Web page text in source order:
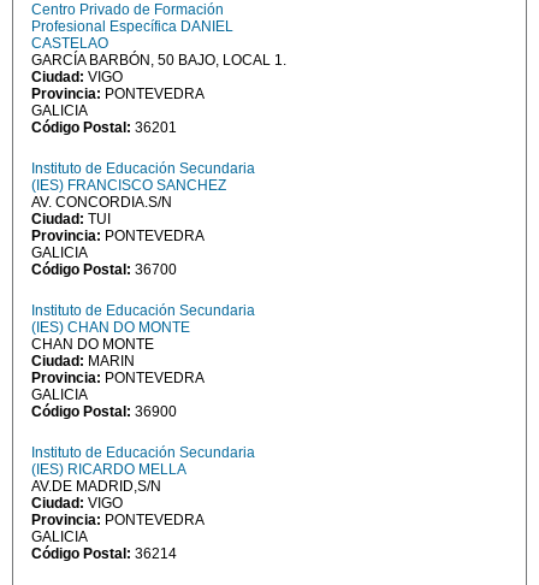
Centro Privado de Formación
Profesional Específica DANIEL
CASTELAO
GARCÍA BARBÓN, 50 BAJO, LOCAL 1.
Ciudad: VIGO
Provincia: PONTEVEDRA
GALICIA
Código Postal: 36201
Instituto de Educación Secundaria
(IES) FRANCISCO SANCHEZ
AV. CONCORDIA.S/N
Ciudad: TUI
Provincia: PONTEVEDRA
GALICIA
Código Postal: 36700
Instituto de Educación Secundaria
(IES) CHAN DO MONTE
CHAN DO MONTE
Ciudad: MARIN
Provincia: PONTEVEDRA
GALICIA
Código Postal: 36900
Instituto de Educación Secundaria
(IES) RICARDO MELLA
AV.DE MADRID,S/N
Ciudad: VIGO
Provincia: PONTEVEDRA
GALICIA
Código Postal: 36214